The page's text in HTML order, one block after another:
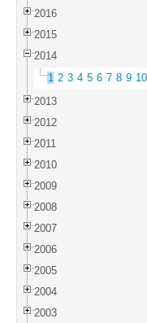
2016
2015
2014
1 2 3 4 5 6 7 8 9 10
2013
2012
2011
2010
2009
2008
2007
2006
2005
2004
2003